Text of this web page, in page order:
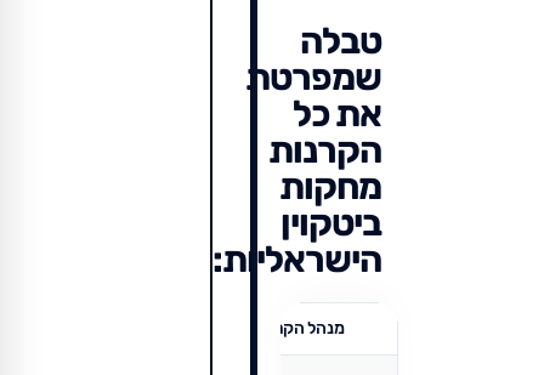
טבלה
שמפרטת
את כל
הקרנות
מחקות
ביטקוין
הישראליות:
מנהל הקרן